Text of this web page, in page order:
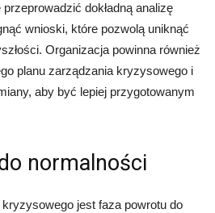
dokładną analizę
wnioski, które pozwolą uniknąć
Organizacja powinna również
planu zarządzania kryzysowego i
aby być lepiej przygotowanym
normalności
jest faza powrotu do